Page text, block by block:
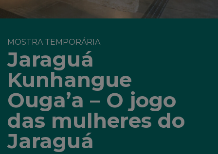
MOSTRA TEMPORÁRIA
Jaraguá
Kunhangue
Ouga’a – O jogo
das mulheres do
Jaraguá